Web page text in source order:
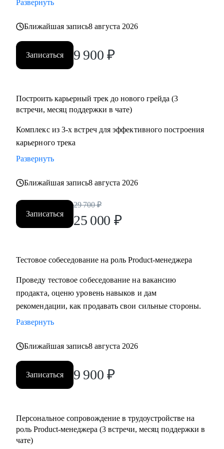
• Разобрать и выполнить тестовые задания.
вырасти на текущем месте работы.
• Построить здоровые отношения в команде и эффективно
Кому могу помочь:
Специалистам от Junior до Senior уровня:
• Product-менеджерам, кто хочет вырасти по грейду и
зарплате
• Владельцам стартапов, которые собирают команду, строят
• Project-менеджерам и маркетологам, кто хочет перейти в
Развернуть
Ближайшая запись8 августа 2026
Записаться 9 900 ₽
Построить карьерный трек до нового грейда (3
встречи, месяц поддержки в чате)
Комплекс из 3-х встреч для эффективного построения
карьерного трека
Развернуть
Ближайшая запись8 августа 2026
Записаться
29 700 ₽
25 000 ₽
Тестовое собеседование на роль Product-менеджера
Проведу тестовое собеседование на вакансию
продакта, оценю уровень навыков и дам
рекомендации, как продавать свои сильные стороны.
Развернуть
Ближайшая запись8 августа 2026
Записаться 9 900 ₽
Персональное сопровождение в трудоустройстве на
роль Product-менеджера (3 встречи, месяц поддержки в
чате)